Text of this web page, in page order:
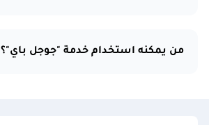
من يمكنه استخدام خدمة "جوجل باي"؟